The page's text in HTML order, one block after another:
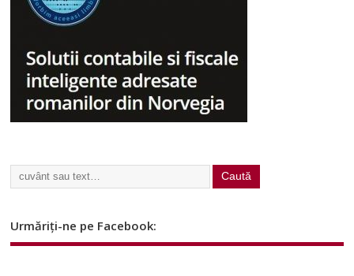
Urmăriți-ne pe Facebook: